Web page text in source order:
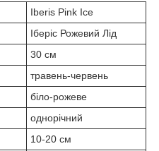
Iberis Pink Ice
Іберіс Рожевий Лід
30 см
травень-червень
біло-рожеве
однорічний
10-20 см